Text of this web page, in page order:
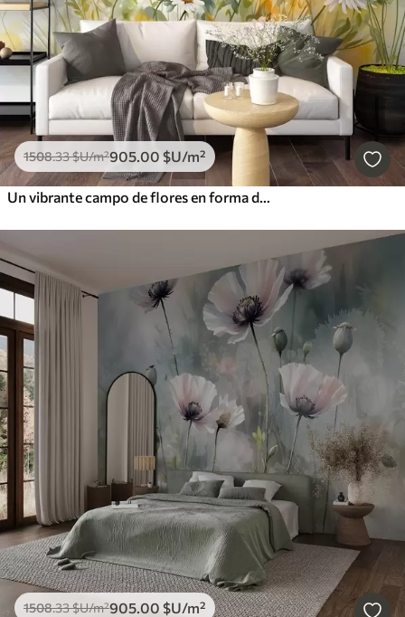
1508.33$U/m²905.00 $U/m²
Un vibrante campo de flores en forma de acuarela con flores naranjas y amarillas y una mariposa sobre las flores
1508.33$U/m²905.00 $U/m²